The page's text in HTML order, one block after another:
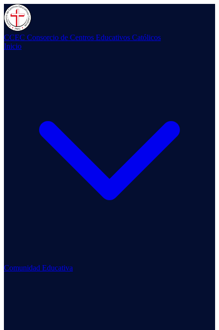
CCEC Consorcio de Centros Educativos Católicos
Inicio
Comunidad Educativa